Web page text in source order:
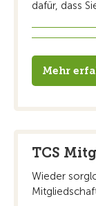
dafür, dass
Mehr
TCS
Wieder